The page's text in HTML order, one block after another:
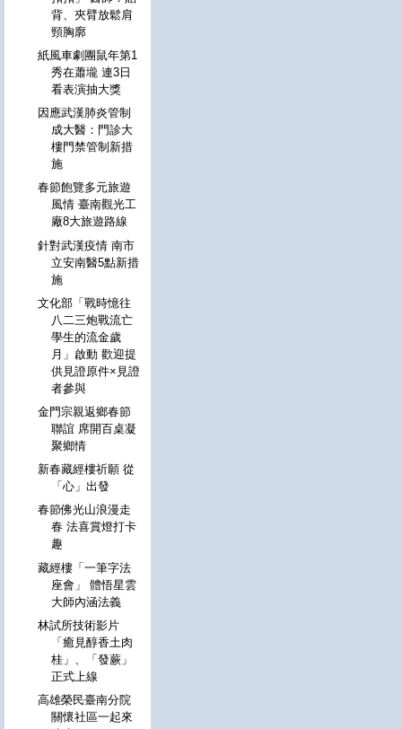
背、夾臂放鬆肩
頸胸廓
紙風車劇團鼠年第1
秀在蕭壠 連3日
看表演抽大獎
因應武漢肺炎管制
成大醫：門診大
樓門禁管制新措
施
春節飽覽多元旅遊
風情 臺南觀光工
廠8大旅遊路線
針對武漢疫情 南市
立安南醫5點新措
施
文化部「戰時憶往
八二三炮戰流亡
學生的流金歲
月」啟動 歡迎提
供見證原件×見證
者參與
金門宗親返鄉春節
聯誼 席開百桌凝
聚鄉情
新春藏經樓祈願 從
「心」出發
春節佛光山浪漫走
春 法喜賞燈打卡
趣
藏經樓「一筆字法
座會」 體悟星雲
大師內涵法義
林試所技術影片
「癒見醇香土肉
桂」、「發蕨」
正式上線
高雄榮民臺南分院
關懷社區一起來